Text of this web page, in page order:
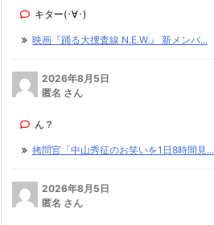
キター(･∀･)
映画『踊る大捜査線 N.E.W.』 新メンバ...
2026年8月5日
匿名 さん
ん？
拷問官「中山秀征のお笑いを1日8時間見...
2026年8月5日
匿名 さん